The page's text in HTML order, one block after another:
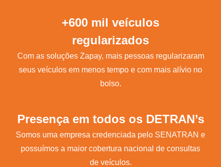
+600 mil veículos
regularizados
Com as soluções Zapay, mais pessoas regularizaram
seus veículos em menos tempo e com mais alívio no
bolso.
Presença em todos os DETRAN’s
Somos uma empresa credenciada pelo SENATRAN e
possuímos a maior cobertura nacional de consultas
de veículos.